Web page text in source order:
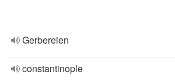
Gerbereien
constantinople